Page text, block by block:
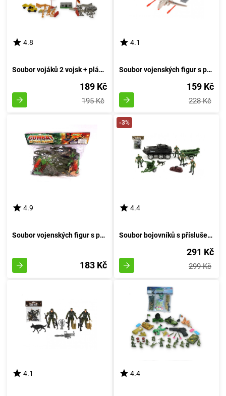
4.8
Soubor vojáků 2 vojsk + plánek
189 Kč
195 Kč
4.1
Soubor vojenských figur s příslušenstvím a bojovým bezpilotním letounem
159 Kč
228 Kč
4.9
Soubor vojenských figur s příslušenstvím a válečnou technikou v obalu
183 Kč
-3%
4.4
Soubor bojovníků s příslušenstvím a vojenskými prostředky
291 Kč
299 Kč
4.1 4.4